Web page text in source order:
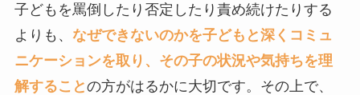
子どもを罵倒したり否定したり責め続けたりする
よりも、 なぜできないのかを子どもと深くコミュ
ニケーションを取り、その子の状況や気持ちを理
解することの方がはるかに大切です。その上で、